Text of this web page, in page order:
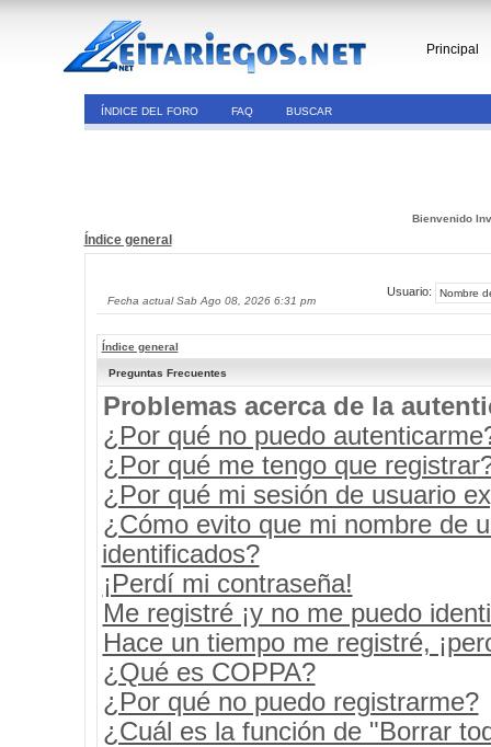
Principal
ÍNDICE DEL FORO FAQ BUSCAR
Bienvenido
Índice general
Fecha actual Sab Ago 08, 2026 6:31 pm
Usuario:
Índice general
Preguntas Frecuentes
Problemas acerca de la
¿Por qué no puedo
¿Por qué me tengo que
¿Por qué mi sesión de usuario
¿Cómo evito que mi nombre de
identificados?
¡Perdí mi contraseña!
Me registré ¡y no me puedo
Hace un tiempo me registré,
¿Qué es COPPA?
¿Por qué no puedo registrarme?
¿Cuál es la función de "Borrar